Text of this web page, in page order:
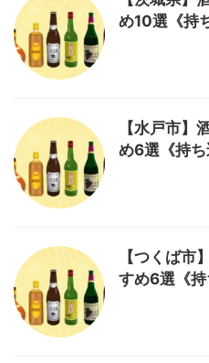
め10選《持
【水戸市】
め6選《持ち
【つくば市
すめ6選《持